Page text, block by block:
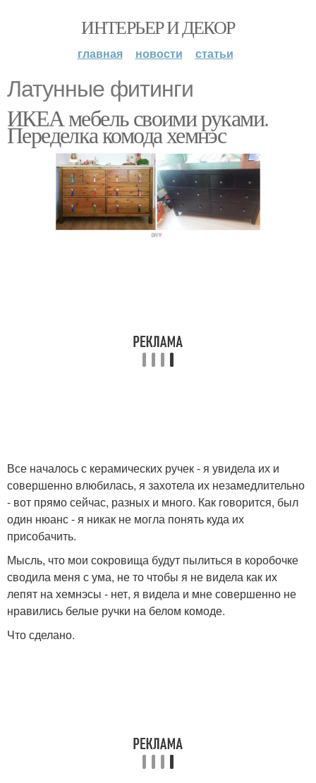
ИНТЕРЬЕР И ДЕКОР
главная новости статьи
Латунные фитинги
ИКЕА мебель своими руками.
Переделка комода хемнэс
Все началось с керамических ручек - я увидела их и
совершенно влюбилась, я захотела их незамедлительно
- вот прямо сейчас, разных и много. Как говорится, был
один нюанс - я никак не могла понять куда их
присобачить.
Мысль, что мои сокровища будут пылиться в коробочке
сводила меня с ума, не то чтобы я не видела как их
лепят на хемнэсы - нет, я видела и мне совершенно не
нравились белые ручки на белом комоде.
Что сделано.